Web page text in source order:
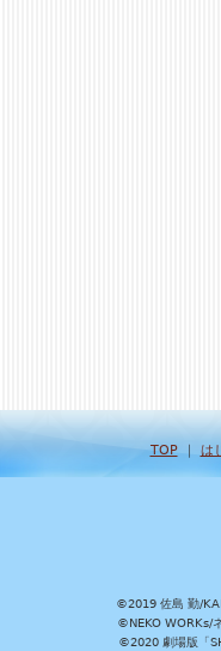
TOP｜ は
©2019 佐島 勤/
©NEKO WORKs/
©2020 劇場版「